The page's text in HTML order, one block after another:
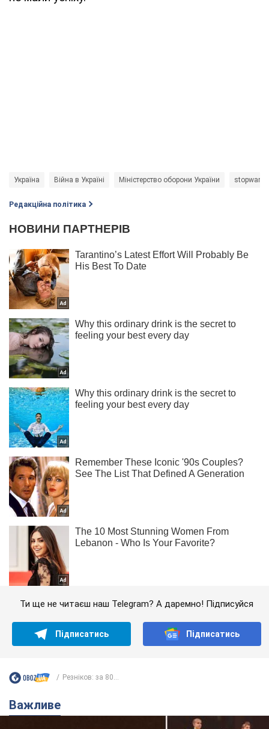
Україна Війна в Україні Міністерство оборони України stopwar
Редакційна політика
Ти ще не читаєш наш Telegram? А даремно! Підписуйся
Підписатись Підписатись
Резніков: за 80...
Важливе